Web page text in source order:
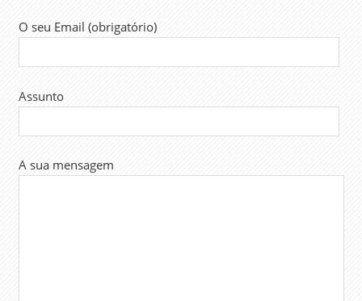
ALIMENTAÇÃO
TRABALHO
O seu Email (obrigatório)
Assunto
A sua mensagem